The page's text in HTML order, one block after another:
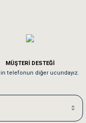
olması iyi.
Jack russell köpeğim
MÜŞTERİ DESTEĞİ
telefonun diğer ucundayız.